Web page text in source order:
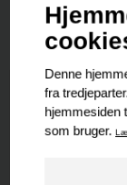
PROJEKT EJENDOM